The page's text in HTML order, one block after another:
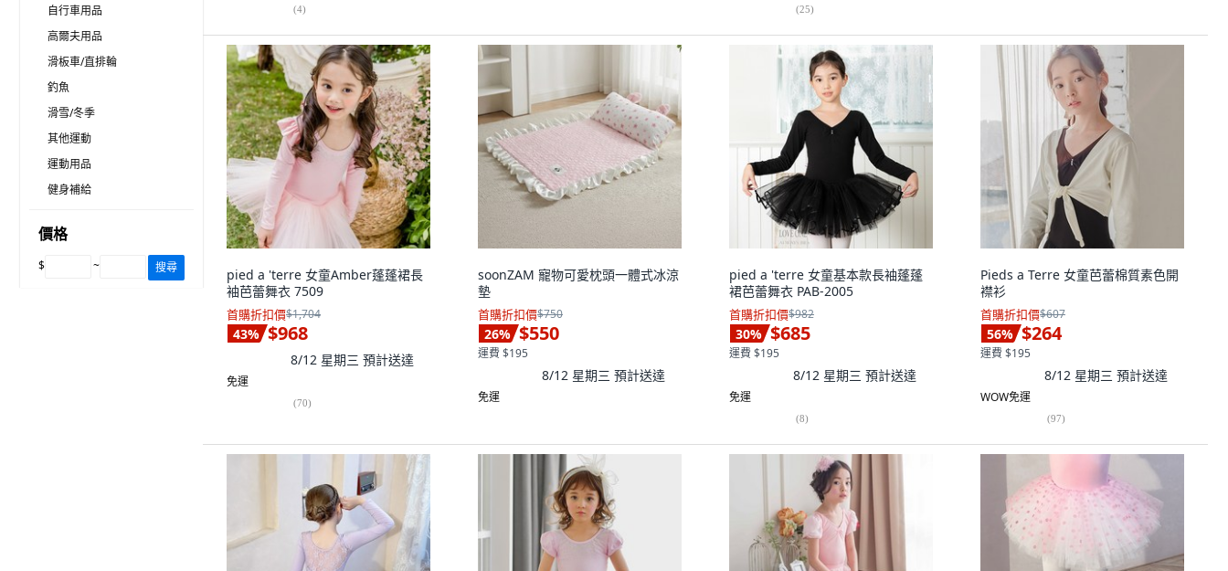
自行車用品
高爾夫用品
滑板車/直排輪
釣魚
滑雪/冬季
其他運動
運動用品
健身補給
價格
$ ~ 搜尋
(4) (25)
pied a 'terre 女童Amber蓬蓬裙長
袖芭蕾舞衣 7509
首購折扣價$1,704
43% $968
8/12 星期三 預計送達
免運
(70)
soonZAM 寵物可愛枕頭一體式冰涼
墊
首購折扣價$750
26% $550
運費 $195
8/12 星期三 預計送達
免運
pied a 'terre 女童基本款長袖蓬蓬
裙芭蕾舞衣 PAB-2005
首購折扣價$982
30% $685
運費 $195
8/12 星期三 預計送達
免運
(8)
Pieds a Terre 女童芭蕾棉質素色開
襟衫
首購折扣價$607
56% $264
運費 $195
8/12 星期三 預計送達
WOW免運
(97)